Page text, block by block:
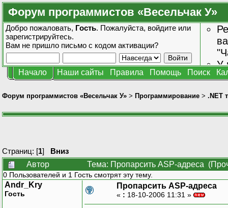
Форум программистов «Весельчак У»
Добро пожаловать, Гость. Пожалуйста, войдите или
зарегистрируйтесь.
Вам не пришло письмо с кодом активации?
У
Начало Наши сайты Правила Помощь Поиск
Форум программистов «Весельчак У» > Программирование > .NET
Страниц: [1] Вниз
Автор
Тема: Пропарсить ASP-адреса
0 Пользователей и 1 Гость смотрят эту тему.
Andr_Kry
Гость
Пропарсить ASP-адреса
« : 18-10-2006 11:31 »